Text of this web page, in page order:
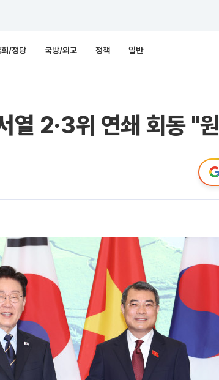
/정당 국방/외교 정책 일반
열 2·3위 연쇄 회동 "